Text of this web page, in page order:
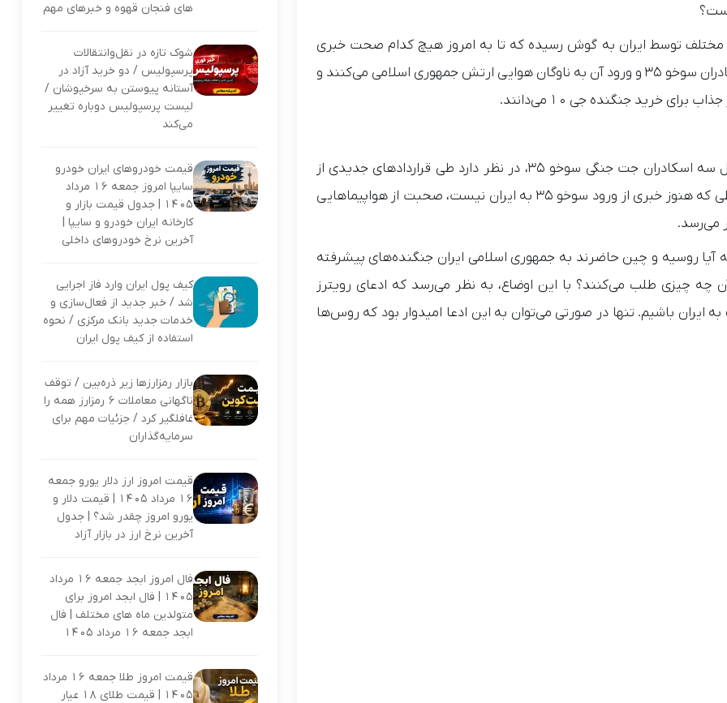
مختلف توسط ایران به گوش رسیده که تا به امروز هیچ کدام صحت خبری
نداشته است. بعضی از رسانه‌های غربی صحبت از خرید اسکادران سوخو ۳۵ و ورود آن به ناوگان هوایی ارتش جمهوری اسلامی می‌کنند و
خرید جنگنده جی ۱۰ می‌دانند.
به تازگی خبرگزاری رویترز مدعی شده که ایران بعد از تحویل سه اسکادران جت جنگی سوخو ۳۵، در نظر دارد طی قراردادهای جدیدی از
روسیه ۵۰ فروند جنگنده سوخو ۵۷ خریداری کند. در شرایطی که هنوز خبری از ورود سوخو ۳۵ به ایران نیست، صحبت از هواپیماهایی
می‌رسد.
روسیه و چین حاضرند به جمهوری اسلامی ایران جنگنده‌های پیشرفته
چه چیزی طلب می‌کنند؟ با این اوضاع، به نظر می‌رسد که ادعای رویترز
توخالی و فاقد اعتبار است و نمی‌توان منتظر ورود سوخو ۵۷ به ایران باشیم. تنها در صورتی می‌توان به این ادعا امیدوار بود که روس‌ها
های فنجان قهوه و خبرهای مهم
شوک تازه در نقل‌وانتقالات
پرسپولیس / دو خرید آزاد در
آستانه پیوستن به سرخپوشان /
لیست پرسپولیس دوباره تغییر
می‌کند
قیمت خودروهای ایران خودرو
سایپا امروز جمعه 16 مرداد
1405 | جدول قیمت بازار و
کارخانه ایران خودرو و سایپا |
آخرین نرخ خودروهای داخلی
کیف پول ایران وارد فاز اجرایی
شد / خبر جدید از فعال‌سازی و
خدمات جدید بانک مرکزی / نحوه
استفاده از کیف پول ایران
بازار رمزارزها زیر ذره‌بین / توقف
ناگهانی معاملات ۶ رمزارز همه را
غافلگیر کرد / جزئیات مهم برای
سرمایه‌گذاران
قیمت امروز ارز دلار یورو جمعه
16 مرداد 1405 | قیمت دلار و
یورو امروز چقدر شد؟ | جدول
آخرین نرخ ارز در بازار آزاد
فال امروز ابجد جمعه 16 مرداد
1405 | فال ابجد امروز برای
متولدین ماه های مختلف | فال
ابجد جمعه 16 مرداد 1405
قیمت امروز طلا جمعه 16 مرداد
1405 | قیمت طلای 18 عیار